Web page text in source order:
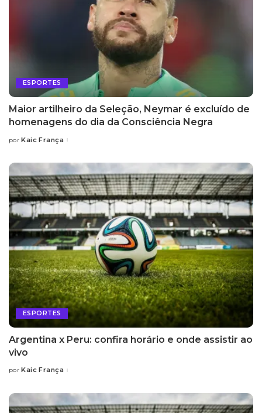
ESPORTES
Maior artilheiro da Seleção, Neymar é excluído de
homenagens do dia da Consciência Negra
Posted
por Kaic França
ESPORTES
Argentina x Peru: confira horário e onde assistir ao
vivo
Posted
por Kaic França